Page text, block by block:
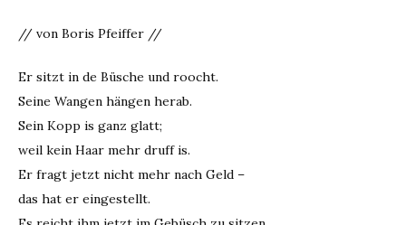
// von Boris Pfeiffer //
Er sitzt in de Büsche und roocht.
Seine Wangen hängen herab.
Sein Kopp is ganz glatt;
weil kein Haar mehr druff is.
Er fragt jetzt nicht mehr nach Geld –
das hat er eingestellt.